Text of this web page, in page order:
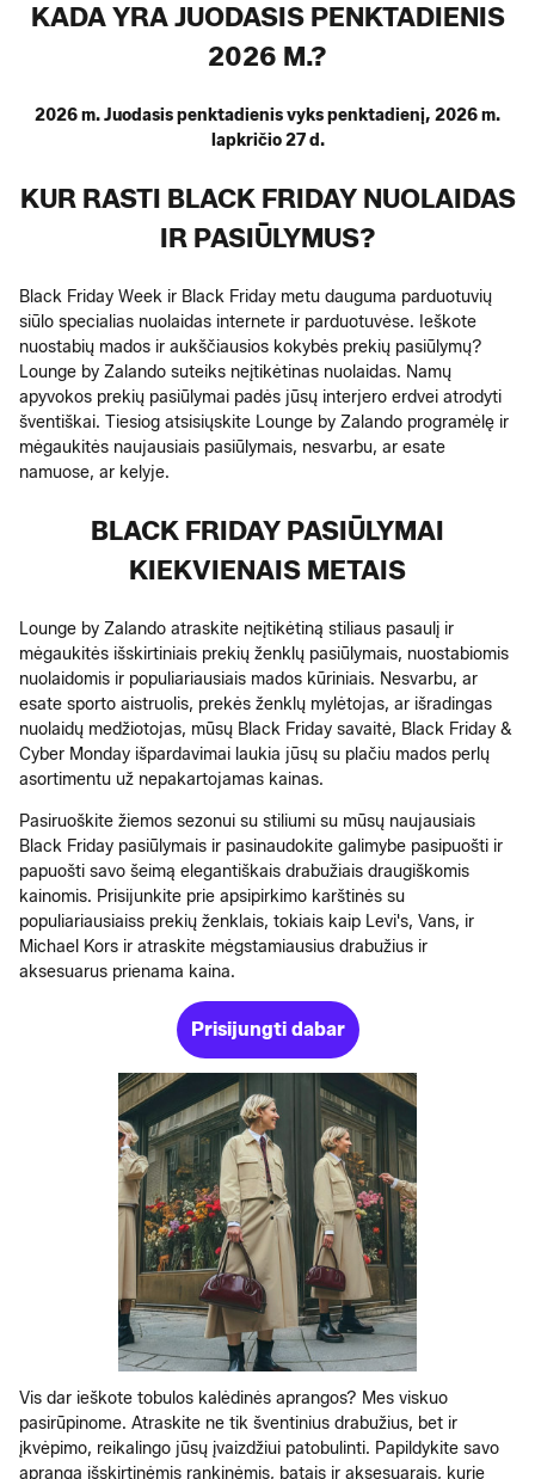
KADA YRA JUODASIS PENKTADIENIS
2026 M.?
2026 m. Juodasis penktadienis vyks penktadienį, 2026 m.
lapkričio 27 d.
KUR RASTI BLACK FRIDAY NUOLAIDAS
IR PASIŪLYMUS?
Black Friday Week ir Black Friday metu dauguma parduotuvių
siūlo specialias nuolaidas internete ir parduotuvėse. Ieškote
nuostabių mados ir aukščiausios kokybės prekių pasiūlymų?
Lounge by Zalando suteiks neįtikėtinas nuolaidas. Namų
apyvokos prekių pasiūlymai padės jūsų interjero erdvei atrodyti
šventiškai. Tiesiog atsisiųskite Lounge by Zalando programėlę ir
mėgaukitės naujausiais pasiūlymais, nesvarbu, ar esate
namuose, ar kelyje.
BLACK FRIDAY PASIŪLYMAI
KIEKVIENAIS METAIS
Lounge by Zalando atraskite neįtikėtiną stiliaus pasaulį ir
mėgaukitės išskirtiniais prekių ženklų pasiūlymais, nuostabiomis
nuolaidomis ir populiariausiais mados kūriniais. Nesvarbu, ar
esate sporto aistruolis, prekės ženklų mylėtojas, ar išradingas
nuolaidų medžiotojas, mūsų Black Friday savaitė, Black Friday &
Cyber Monday išpardavimai laukia jūsų su plačiu mados perlų
asortimentu už nepakartojamas kainas.
Pasiruoškite žiemos sezonui su stiliumi su mūsų naujausiais
Black Friday pasiūlymais ir pasinaudokite galimybe pasipuošti ir
papuošti savo šeimą elegantiškais drabužiais draugiškomis
kainomis. Prisijunkite prie apsipirkimo karštinės su
populiariausiaiss prekių ženklais, tokiais kaip Levi's, Vans, ir
Michael Kors ir atraskite mėgstamiausius drabužius ir
aksesuarus prienama kaina.
Prisijungti dabar
Vis dar ieškote tobulos kalėdinės aprangos? Mes viskuo
pasirūpinome. Atraskite ne tik šventinius drabužius, bet ir
įkvėpimo, reikalingo jūsų įvaizdžiui patobulinti. Papildykite savo
aprangą išskirtinėmis rankinėmis, batais ir aksesuarais, kurie